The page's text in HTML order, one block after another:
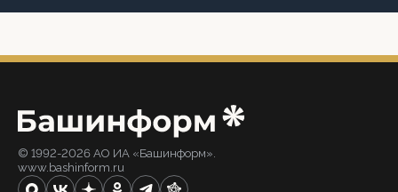
© 1992-2026 АО ИА «Башинформ».
www.bashinform.ru